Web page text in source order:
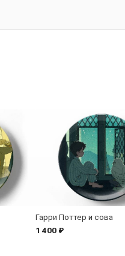
Гарри Поттер и сова
1 400 ₽